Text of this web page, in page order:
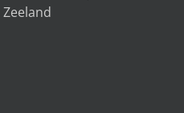
Zeeland